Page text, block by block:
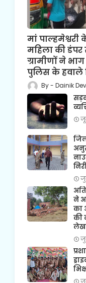
मां पाल्हमेश्वरी
महिला की
ग्रामीणों ने
पुलिस के हवाले
Dainik
ने
का
की